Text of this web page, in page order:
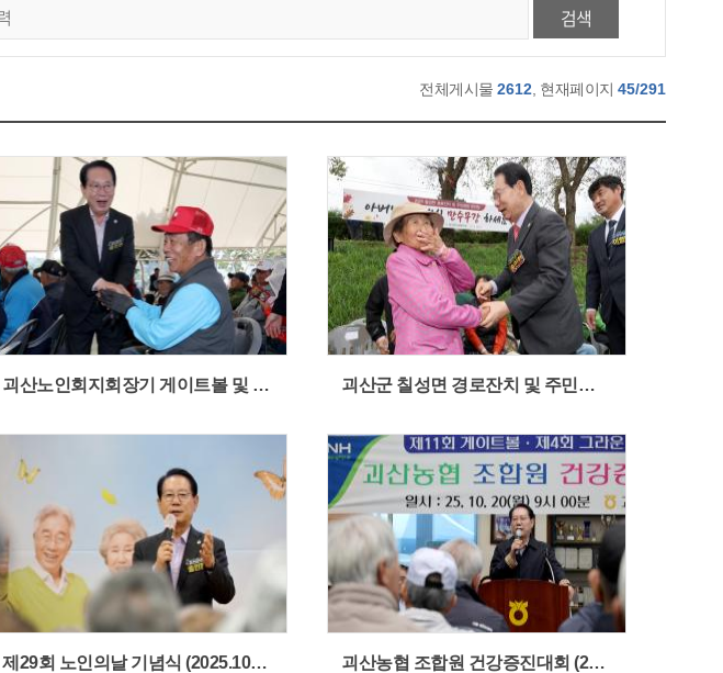
검색
전체게시물 2612 , 현재페이지 45/291
괴산노인회지회장기 게이트볼 및 그라운드골프대회 (2025.10.23) 괴산군 칠성면 경로잔치 및 주민화합 한마당 (2025.10.22)
제29회 노인의날 기념식 (2025.10.21) 괴산농협 조합원 건강증진대회 (2025.10.20)